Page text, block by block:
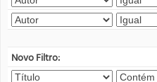
Novo Filtro: